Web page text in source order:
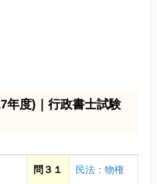
年度)｜行政書士試験
問３１ 民法：物権